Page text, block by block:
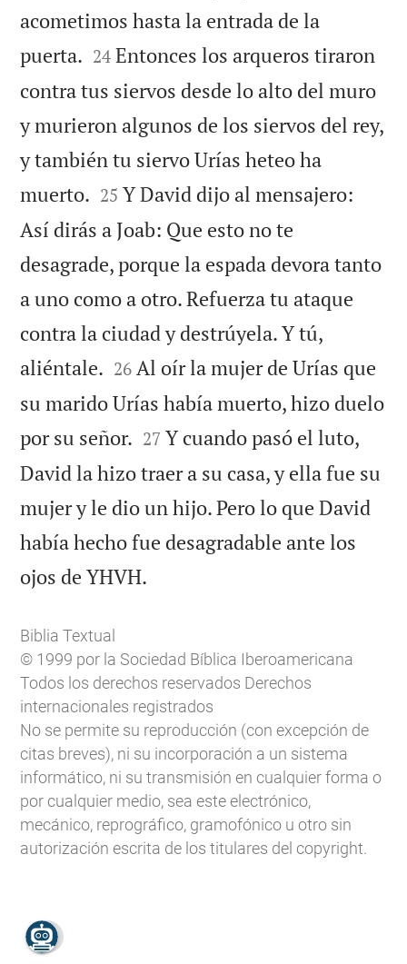
acometimos hasta la entrada de la
puerta. 

24 Entonces los arqueros tiraron
contra tus siervos desde lo alto del muro
y murieron algunos de los siervos del rey,
y también tu siervo Urías heteo ha
muerto. 

25 Y David dijo al mensajero:
Así dirás a Joab: Que esto no te
desagrade, porque la espada devora tanto
a uno como a otro. Refuerza tu ataque
contra la ciudad y destrúyela. Y tú,
aliéntale. 

26 Al oír la mujer de Urías que
su marido Urías había muerto, hizo duelo
por su señor. 

27 Y cuando pasó el luto,
David la hizo traer a su casa, y ella fue su
mujer y le dio un hijo. Pero lo que David
había hecho fue desagradable ante los
ojos de YHVH.
Biblia Textual
© 1999 por la Sociedad Bíblica Iberoamericana
Todos los derechos reservados Derechos
internacionales registrados
No se permite su reproducción (con excepción de
citas breves), ni su incorporación a un sistema
informático, ni su transmisión en cualquier forma o
por cualquier medio, sea este electrónico,
mecánico, reprográfico, gramofónico u otro sin
autorización escrita de los titulares del copyright.